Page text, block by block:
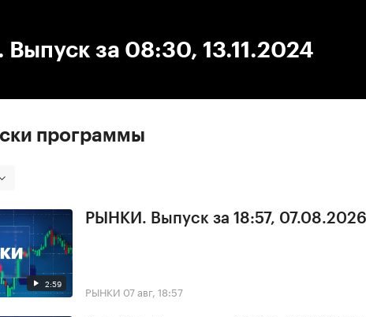
за 08:30, 13.11.2024
программы
2:59
РЫНКИ. Выпуск за 18:57, 07.08.2026
РЫНКИ 07 авг, 18:57